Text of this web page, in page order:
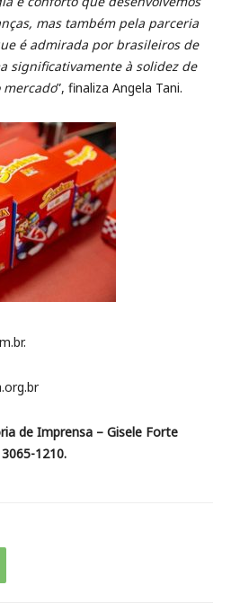
mas também pela parceria
é admirada por brasileiros de
significativamente à solidez de
mercado”, finaliza Angela Tani.
de Imprensa – Gisele Forte
1210.